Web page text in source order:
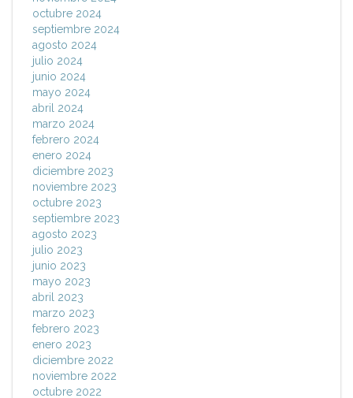
octubre 2024
septiembre 2024
agosto 2024
julio 2024
junio 2024
mayo 2024
abril 2024
marzo 2024
febrero 2024
enero 2024
diciembre 2023
noviembre 2023
octubre 2023
septiembre 2023
agosto 2023
julio 2023
junio 2023
mayo 2023
abril 2023
marzo 2023
febrero 2023
enero 2023
diciembre 2022
noviembre 2022
octubre 2022